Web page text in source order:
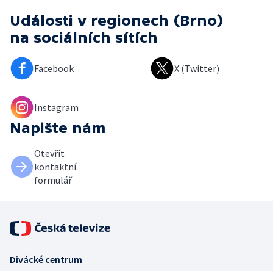
Události v regionech (Brno)
na sociálních sítích
Facebook X (Twitter)
Instagram
Napište nám
Otevřít
kontaktní
formulář
Divácké centrum